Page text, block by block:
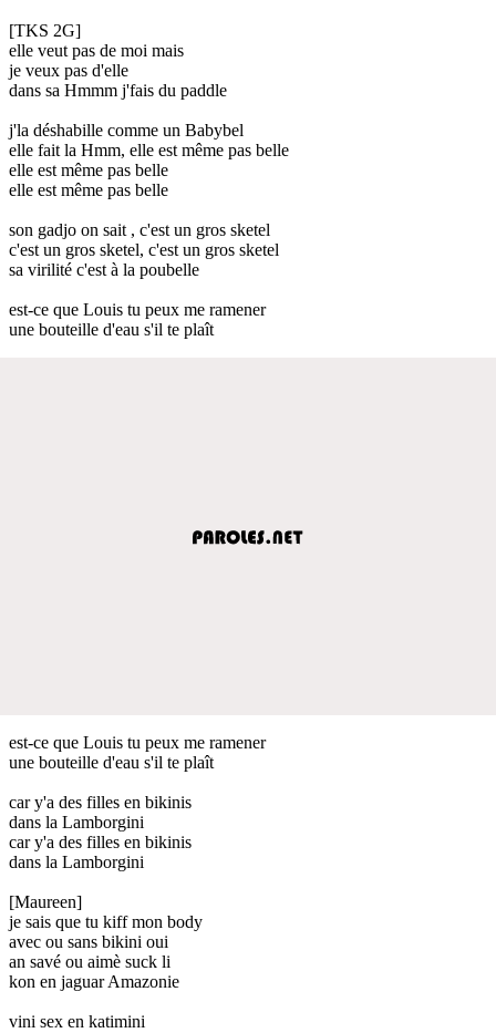
[TKS 2G]
elle veut pas de moi mais
je veux pas d'elle
dans sa Hmmm j'fais du paddle
j'la déshabille comme un Babybel
elle fait la Hmm, elle est même pas belle
elle est même pas belle
elle est même pas belle
son gadjo on sait , c'est un gros sketel
c'est un gros sketel, c'est un gros sketel
sa virilité c'est à la poubelle
est-ce que Louis tu peux me ramener
une bouteille d'eau s'il te plaît
est-ce que Louis tu peux me ramener
une bouteille d'eau s'il te plaît
car y'a des filles en bikinis
dans la Lamborgini
car y'a des filles en bikinis
dans la Lamborgini
[Maureen]
je sais que tu kiff mon body
avec ou sans bikini oui
an savé ou aimè suck li
kon en jaguar Amazonie
vini sex en katimini